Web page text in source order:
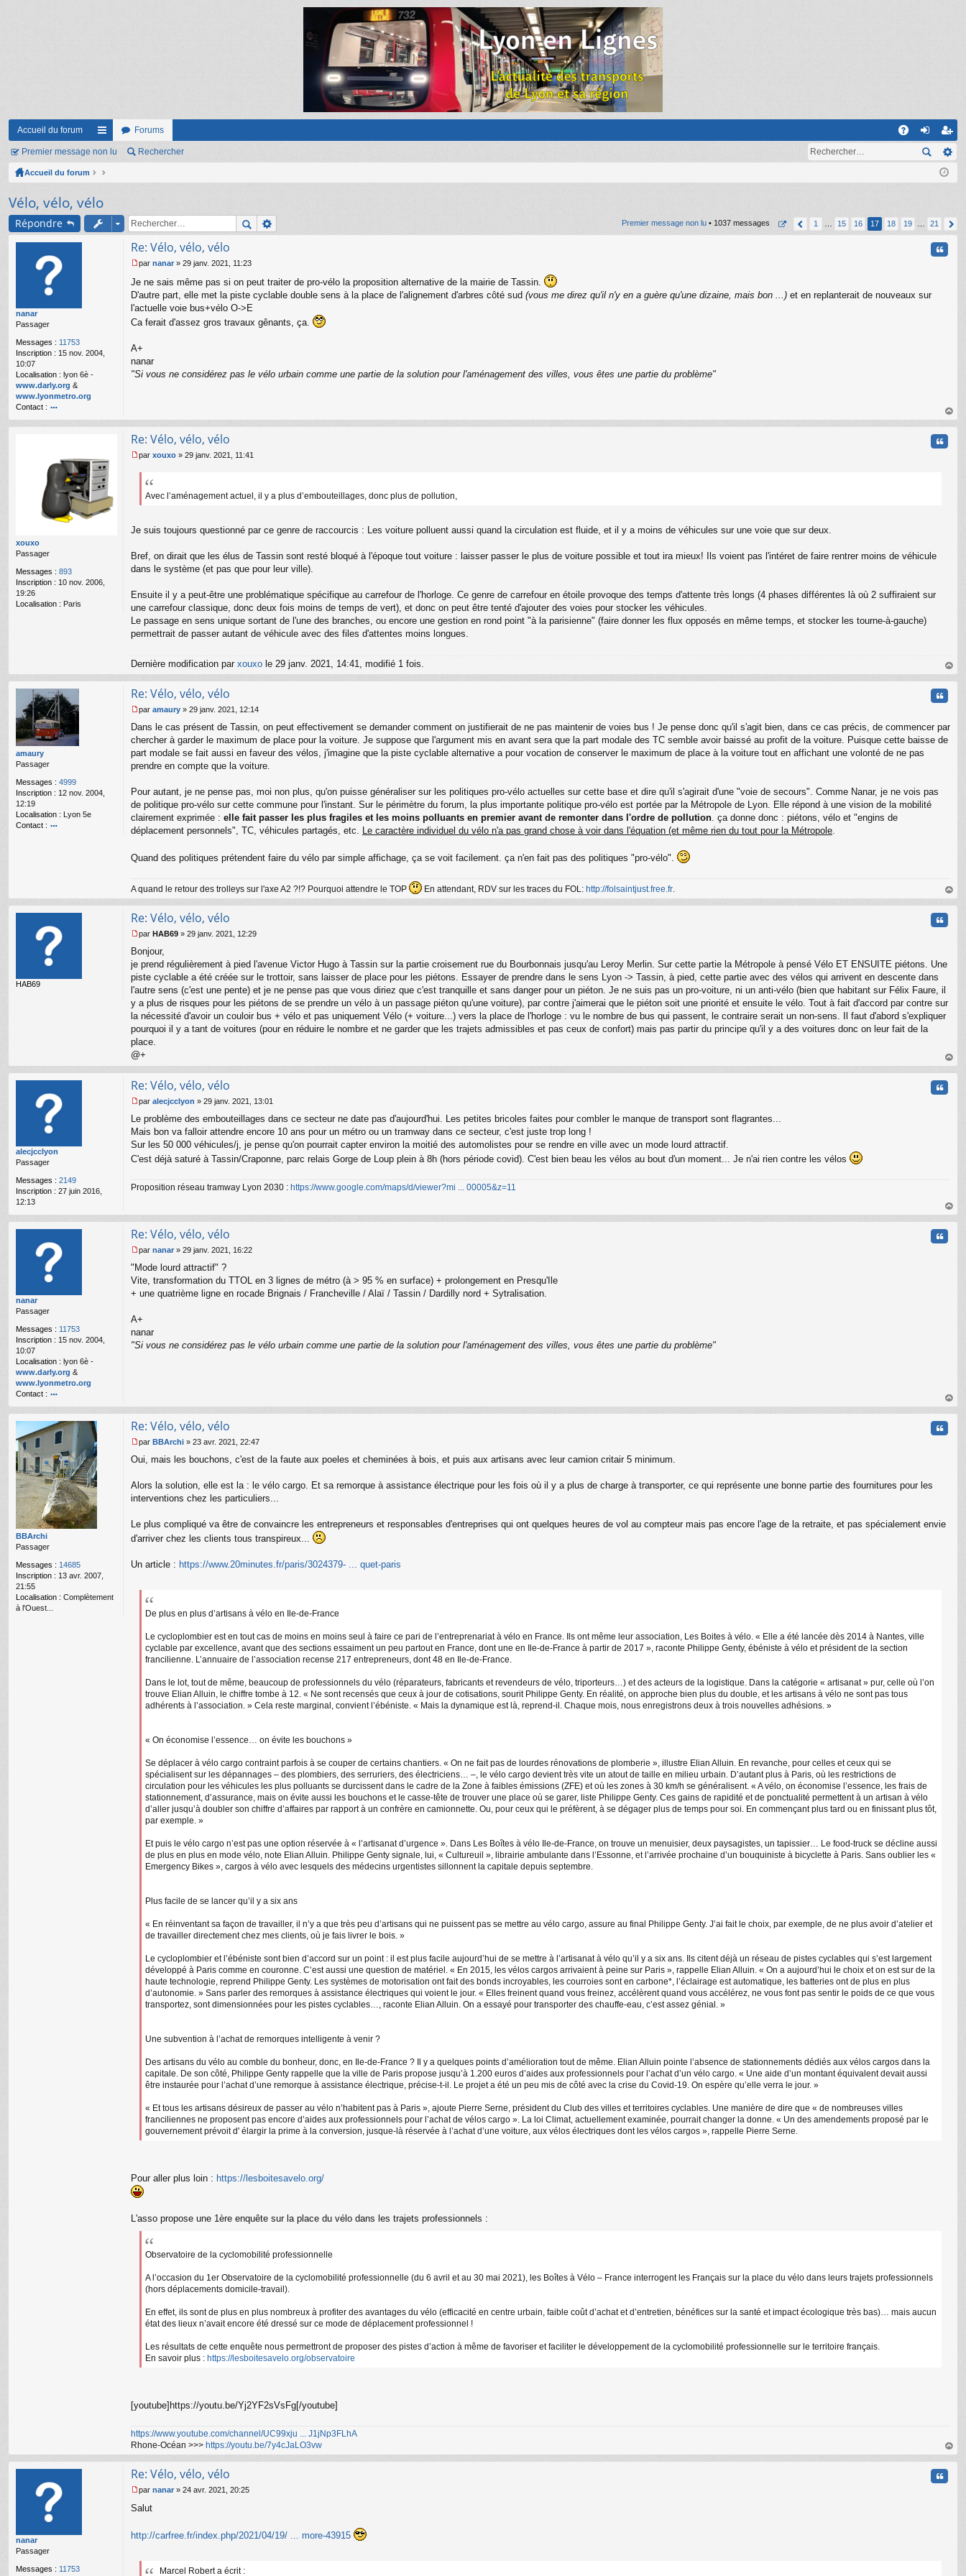
Accueil du forum
ac
co
ci
s
Forums
on
on
ns
cri
on
Premier message non lu Rechercher
Accueil du forum
Vélo, vélo, vélo
Répondre Premier message non lu • 1037 messages 1 15 16 17 18 19 21
nanar
Passager
Messages : 11753
Inscription : 15 nov. 2004,
10:07
Localisation : lyon 6è -
www.darly.org &
www.lyonmetro.org
Contact :
o
ar
Re: Vélo, vélo, vélo
e
s
a
g
n
l
par nanar » 29 janv. 2021, 11:23
Je ne sais même pas si on peut traiter de pro-vélo la proposition alternative de la mairie de Tassin.
D'autre part, elle met la piste cyclable double sens à la place de l'alignement d'arbres côté sud (vous me direz qu'il n'y en a guère qu'une dizaine, mais bon ...) et en replanterait de nouveaux sur
l'actuelle voie bus+vélo O->E
Ca ferait d'assez gros travaux gênants, ça.
A+
nanar
"Si vous ne considérez pas le vélo urbain comme une partie de la solution pour l'aménagement des villes, vous êtes une partie du problème"
au
xouxo
Passager
Messages : 893
Inscription : 10 nov. 2006,
19:26
Localisation : Paris
Re: Vélo, vélo, vélo
e
a
e
n
l
par xouxo » 29 janv. 2021, 11:41
Avec l’aménagement actuel, il y a plus d’embouteillages, donc plus de pollution,
Je suis toujours questionné par ce genre de raccourcis : Les voiture polluent aussi quand la circulation est fluide, et il y a moins de véhicules sur une voie que sur deux.
Bref, on dirait que les élus de Tassin sont resté bloqué à l'époque tout voiture : laisser passer le plus de voiture possible et tout ira mieux! Ils voient pas l'intéret de faire rentrer moins de véhicule
dans le système (et pas que pour leur ville).
Ensuite il y a peut-être une problématique spécifique au carrefour de l'horloge. Ce genre de carrefour en étoile provoque des temps d'attente très longs (4 phases différentes là où 2 suffiraient sur
une carrefour classique, donc deux fois moins de temps de vert), et donc on peut être tenté d'ajouter des voies pour stocker les véhicules.
Le passage en sens unique sortant de l'une des branches, ou encore une gestion en rond point "à la parisienne" (faire donner les flux opposés en même temps, et stocker les tourne-à-gauche)
permettrait de passer autant de véhicule avec des files d'attentes moins longues.
Dernière modification par xouxo le 29 janv. 2021, 14:41, modifié 1 fois.
au
amaury
Passager
Messages : 4999
Inscription : 12 nov. 2004,
12:19
Localisation : Lyon 5e
Contact :
C
a
ur
y
Re: Vélo, vélo, vélo
e
s
s
g
n
o
n
l
u
par amaury » 29 janv. 2021, 12:14
Dans le cas présent de Tassin, on peut effectivement se demander comment on justifierait de ne pas maintenir de voies bus ! Je pense donc qu'il s'agit bien, dans ce cas précis, de commencer par
chercher à garder le maximum de place pour la voiture. Je suppose que l'argument mis en avant sera que la part modale des TC semble avoir baissé au profit de la voiture. Puisque cette baisse de
part modale se fait aussi en faveur des vélos, j'imagine que la piste cyclable alternative a pour vocation de conserver le maximum de place à la voiture tout en affichant une volonté de ne pas
prendre en compte que la voiture.
Pour autant, je ne pense pas, moi non plus, qu'on puisse généraliser sur les politiques pro-vélo actuelles sur cette base et dire qu'il s'agirait d'une "voie de secours". Comme Nanar, je ne vois pas
de politique pro-vélo sur cette commune pour l'instant. Sur le périmètre du forum, la plus importante politique pro-vélo est portée par la Métropole de Lyon. Elle répond à une vision de la mobilité
clairement exprimée : elle fait passer les plus fragiles et les moins polluants en premier avant de remonter dans l'ordre de pollution. ça donne donc : piétons, vélo et "engins de
déplacement personnels", TC, véhicules partagés, etc. Le caractère individuel du vélo n'a pas grand chose à voir dans l'équation (et même rien du tout pour la Métropole.
Quand des politiques prétendent faire du vélo par simple affichage, ça se voit facilement. ça n'en fait pas des politiques "pro-vélo".
A quand le retour des trolleys sur l'axe A2 ?!? Pourquoi attendre le TOP En attendant, RDV sur les traces du FOL: http://folsaintjust.free.fr.
au
HAB69
Re: Vélo, vélo, vélo
e
s
s
g
e
n
o
n
u
par HAB69 » 29 janv. 2021, 12:29
Bonjour,
je prend régulièrement à pied l'avenue Victor Hugo à Tassin sur la partie croisement rue du Bourbonnais jusqu'au Leroy Merlin. Sur cette partie la Métropole à pensé Vélo ET ENSUITE piétons. Une
piste cyclable a été créée sur le trottoir, sans laisser de place pour les piétons. Essayer de prendre dans le sens Lyon -> Tassin, à pied, cette partie avec des vélos qui arrivent en descente dans
l'autre sens (c'est une pente) et je ne pense pas que vous diriez que c'est tranquille et sans danger pour un piéton. Je ne suis pas un pro-voiture, ni un anti-vélo (bien que habitant sur Félix Faure, il
y a plus de risques pour les piétons de se prendre un vélo à un passage piéton qu'une voiture), par contre j'aimerai que le piéton soit une priorité et ensuite le vélo. Tout à fait d'accord par contre sur
la nécessité d'avoir un couloir bus + vélo et pas uniquement Vélo (+ voiture...) vers la place de l'horloge : vu le nombre de bus qui passent, le contraire serait un non-sens. Il faut d'abord s'expliquer
pourquoi il y a tant de voitures (pour en réduire le nombre et ne garder que les trajets admissibles et pas ceux de confort) mais pas partir du principe qu'il y a des voitures donc on leur fait de la
place.
@+
au
alecjcclyon
Passager
Messages : 2149
Inscription : 27 juin 2016,
12:13
Re: Vélo, vélo, vélo
e
s
s
g
n
l
par alecjcclyon » 29 janv. 2021, 13:01
Le problème des embouteillages dans ce secteur ne date pas d'aujourd'hui. Les petites bricoles faites pour combler le manque de transport sont flagrantes...
Mais bon va falloir attendre encore 10 ans pour un métro ou un tramway dans ce secteur, c'est juste trop long !
Sur les 50 000 véhicules/j, je pense qu'on pourrait capter environ la moitié des automolistes pour se rendre en ville avec un mode lourd attractif.
C'est déjà saturé à Tassin/Craponne, parc relais Gorge de Loup plein à 8h (hors période covid). C'est bien beau les vélos au bout d'un moment... Je n'ai rien contre les vélos
Proposition réseau tramway Lyon 2030 : https://www.google.com/maps/d/viewer?mi ... 00005&z=11
au
nanar
Passager
Messages : 11753
Inscription : 15 nov. 2004,
10:07
Localisation : lyon 6è -
www.darly.org &
www.lyonmetro.org
Contact :
o
nt
ac
r
n
a
n
ar
Re: Vélo, vélo, vélo
e
s
s
e
n
o
par nanar » 29 janv. 2021, 16:22
"Mode lourd attractif" ?
Vite, transformation du TTOL en 3 lignes de métro (à > 95 % en surface) + prolongement en Presqu'Ile
+ une quatrième ligne en rocade Brignais / Francheville / Alaï / Tassin / Dardilly nord + Sytralisation.
A+
nanar
"Si vous ne considérez pas le vélo urbain comme une partie de la solution pour l'aménagement des villes, vous êtes une partie du problème"
au
BBArchi
Passager
Messages : 14685
Inscription : 13 avr. 2007,
21:55
Localisation : Complètement
à l'Ouest...
Re: Vélo, vélo, vélo
e
s
g
n
o
u
par BBArchi » 23 avr. 2021, 22:47
Oui, mais les bouchons, c'est de la faute aux poeles et cheminées à bois, et puis aux artisans avec leur camion critair 5 minimum.
Alors la solution, elle est la : le vélo cargo. Et sa remorque à assistance électrique pour les fois où il y a plus de charge à transporter, ce qui représente une bonne partie des fournitures pour les
interventions chez les particuliers...
Le plus compliqué va être de convaincre les entrepreneurs et responsables d'entreprises qui ont quelques heures de vol au compteur mais pas encore l'age de la retraite, et pas spécialement envie
d'arriver chez les clients tous transpireux...
Un article : https://www.20minutes.fr/paris/3024379- ... quet-paris
De plus en plus d’artisans à vélo en Ile-de-France
Le cycloplombier est en tout cas de moins en moins seul à faire ce pari de l’entreprenariat à vélo en France. Ils ont même leur association, Les Boites à vélo. « Elle a été lancée dès 2014 à Nantes, ville
cyclable par excellence, avant que des sections essaiment un peu partout en France, dont une en Ile-de-France à partir de 2017 », raconte Philippe Genty, ébéniste à vélo et président de la section
francilienne. L’annuaire de l’association recense 217 entrepreneurs, dont 48 en Ile-de-France.
Dans le lot, tout de même, beaucoup de professionnels du vélo (réparateurs, fabricants et revendeurs de vélo, triporteurs…) et des acteurs de la logistique. Dans la catégorie « artisanat » pur, celle où l’on
trouve Elian Alluin, le chiffre tombe à 12. « Ne sont recensés que ceux à jour de cotisations, sourit Philippe Genty. En réalité, on approche bien plus du double, et les artisans à vélo ne sont pas tous
adhérents à l’association. » Cela reste marginal, convient l’ébéniste. « Mais la dynamique est là, reprend-il. Chaque mois, nous enregistrons deux à trois nouvelles adhésions. »
« On économise l’essence… on évite les bouchons »
Se déplacer à vélo cargo contraint parfois à se couper de certains chantiers. « On ne fait pas de lourdes rénovations de plomberie », illustre Elian Alluin. En revanche, pour celles et ceux qui se
spécialisent sur les dépannages – des plombiers, des serruriers, des électriciens… –, le vélo cargo devient très vite un atout de taille en milieu urbain. D’autant plus à Paris, où les restrictions de
circulation pour les véhicules les plus polluants se durcissent dans le cadre de la Zone à faibles émissions (ZFE) et où les zones à 30 km/h se généralisent. « A vélo, on économise l’essence, les frais de
stationnement, d’assurance, mais on évite aussi les bouchons et le casse-tête de trouver une place où se garer, liste Philippe Genty. Ces gains de rapidité et de ponctualité permettent à un artisan à vélo
d’aller jusqu’à doubler son chiffre d’affaires par rapport à un confrère en camionnette. Ou, pour ceux qui le préfèrent, à se dégager plus de temps pour soi. En commençant plus tard ou en finissant plus tôt,
par exemple. »
Et puis le vélo cargo n’est pas une option réservée à « l’artisanat d’urgence ». Dans Les Boîtes à vélo Ile-de-France, on trouve un menuisier, deux paysagistes, un tapissier… Le food-truck se décline aussi
de plus en plus en mode vélo, note Elian Alluin. Philippe Genty signale, lui, « Cultureuil », librairie ambulante dans l’Essonne, et l’arrivée prochaine d’un bouquiniste à bicyclette à Paris. Sans oublier les «
Emergency Bikes », cargos à vélo avec lesquels des médecins urgentistes sillonnent la capitale depuis septembre.
Plus facile de se lancer qu’il y a six ans
« En réinventant sa façon de travailler, il n’y a que très peu d’artisans qui ne puissent pas se mettre au vélo cargo, assure au final Philippe Genty. J’ai fait le choix, par exemple, de ne plus avoir d’atelier et
de travailler directement chez mes clients, où je fais livrer le bois. »
Le cycloplombier et l’ébéniste sont bien d’accord sur un point : il est plus facile aujourd’hui de se mettre à l’artisanat à vélo qu’il y a six ans. Ils citent déjà un réseau de pistes cyclables qui s’est largement
développé à Paris comme en couronne. C’est aussi une question de matériel. « En 2015, les vélos cargos arrivaient à peine sur Paris », rappelle Elian Alluin. « On a aujourd’hui le choix et on est sur de la
haute technologie, reprend Philippe Genty. Les systèmes de motorisation ont fait des bonds incroyables, les courroies sont en carbone*, l’éclairage est automatique, les batteries ont de plus en plus
d’autonomie. » Sans parler des remorques à assistance électriques qui voient le jour. « Elles freinent quand vous freinez, accélèrent quand vous accélérez, ne vous font pas sentir le poids de ce que vous
transportez, sont dimensionnées pour les pistes cyclables…, raconte Elian Alluin. On a essayé pour transporter des chauffe-eau, c’est assez génial. »
Une subvention à l’achat de remorques intelligente à venir ?
Des artisans du vélo au comble du bonheur, donc, en Ile-de-France ? Il y a quelques points d’amélioration tout de même. Elian Alluin pointe l’absence de stationnements dédiés aux vélos cargos dans la
capitale. De son côté, Philippe Genty rappelle que la ville de Paris propose jusqu’à 1.200 euros d’aides aux professionnels pour l’achat d’un vélo cargo. « Une aide d’un montant équivalent devait aussi
être instaurée pour l’achat d’une remorque à assistance électrique, précise-t-il. Le projet a été un peu mis de côté avec la crise du Covid-19. On espère qu’elle verra le jour. »
« Et tous les artisans désireux de passer au vélo n’habitent pas à Paris », ajoute Pierre Serne, président du Club des villes et territoires cyclables. Une manière de dire que « de nombreuses villes
franciliennes ne proposent pas encore d’aides aux professionnels pour l’achat de vélos cargo ». La loi Climat, actuellement examinée, pourrait changer la donne. « Un des amendements proposé par le
gouvernement prévoit d' élargir la prime à la conversion, jusque-là réservée à l’achat d’une voiture, aux vélos électriques dont les vélos cargos », rappelle Pierre Serne.
Pour aller plus loin : https://lesboitesavelo.org/
L'asso propose une 1ère enquête sur la place du vélo dans les trajets professionnels :
Observatoire de la cyclomobilité professionnelle
A l’occasion du 1er Observatoire de la cyclomobilité professionnelle (du 6 avril et au 30 mai 2021), les Boîtes à Vélo – France interrogent les Français sur la place du vélo dans leurs trajets professionnels
(hors déplacements domicile-travail).
En effet, ils sont de plus en plus nombreux à profiter des avantages du vélo (efficacité en centre urbain, faible coût d’achat et d’entretien, bénéfices sur la santé et impact écologique très bas)… mais aucun
état des lieux n’avait encore été dressé sur ce mode de déplacement professionnel !
Les résultats de cette enquête nous permettront de proposer des pistes d’action à même de favoriser et faciliter le développement de la cyclomobilité professionnelle sur le territoire français.
En savoir plus : https://lesboitesavelo.org/observatoire
[youtube]https://youtu.be/Yj2YF2sVsFg[/youtube]
https://www.youtube.com/channel/UC99xju ... J1jNp3FLhA
Rhone-Océan >>> https://youtu.be/7y4cJaLO3vw
au
nanar
Passager
Messages : 11753
Re: Vélo, vélo, vélo
e
a
e
par nanar » 24 avr. 2021, 20:25
Salut
http://carfree.fr/index.php/2021/04/19/ ... more-43915
Marcel Robert a écrit :